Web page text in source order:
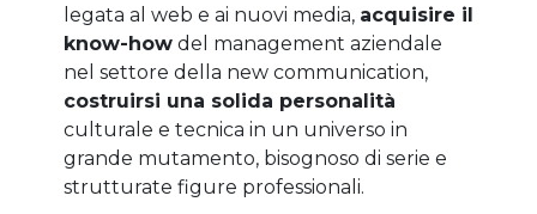
legata al web e ai nuovi media, acquisire il
know-howdel management aziendale
nel settore della new communication,
costruirsi una solida personalità
culturale e tecnica in un universo in
grande mutamento, bisognoso di serie e
strutturate figure professionali.